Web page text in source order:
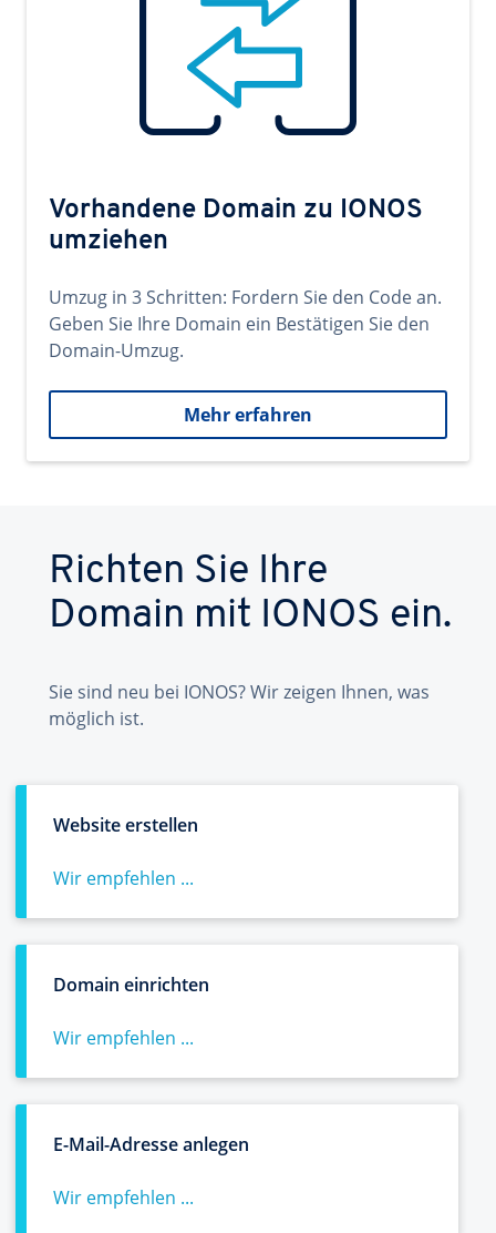
Vorhandene Domain zu IONOS
umziehen
Umzug in 3 Schritten: Fordern Sie den Code an.
Geben Sie Ihre Domain ein Bestätigen Sie den
Domain-Umzug.
Mehr erfahren
Richten Sie Ihre
Domain mit IONOS ein.
Sie sind neu bei IONOS? Wir zeigen Ihnen, was
möglich ist.
Website erstellen
Wir empfehlen ...
Domain einrichten
Wir empfehlen ...
E-Mail-Adresse anlegen
Wir empfehlen ...